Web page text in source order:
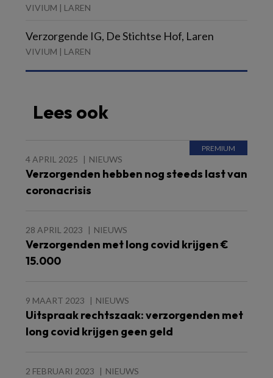
VIVIUM | LAREN
Verzorgende IG, De Stichtse Hof, Laren
VIVIUM | LAREN
Lees ook
4 APRIL 2025 NIEUWS
Verzorgenden hebben nog steeds last van
coronacrisis
28 APRIL 2023 NIEUWS
Verzorgenden met long covid krijgen €
15.000
9 MAART 2023 NIEUWS
Uitspraak rechtszaak: verzorgenden met
long covid krijgen geen geld
2 FEBRUARI 2023 NIEUWS